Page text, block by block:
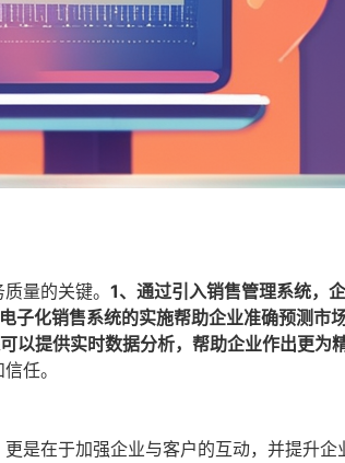
量的关键。 1、通过引入销售管理系统，
子化销售系统的实施帮助企业准确预测市
以提供实时数据分析，帮助企业作出更为
任。
是在于加强企业与客户的互动，并提升企